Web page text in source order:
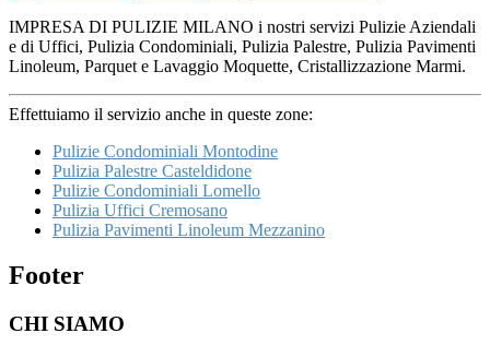
IMPRESA DI PULIZIE MILANO i nostri servizi Pulizie Aziendali
e di Uffici, Pulizia Condominiali, Pulizia Palestre, Pulizia Pavimenti
Linoleum, Parquet e Lavaggio Moquette, Cristallizzazione Marmi.
Effettuiamo il servizio anche in queste zone:
Pulizie Condominiali Montodine
Pulizia Palestre Casteldidone
Pulizie Condominiali Lomello
Pulizia Uffici Cremosano
Pulizia Pavimenti Linoleum Mezzanino
Footer
CHI SIAMO